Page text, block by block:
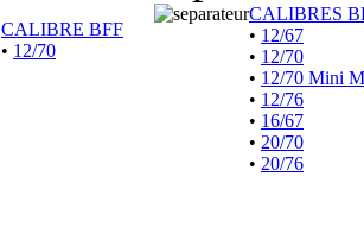
CALIBRE BFF
• 12/70
CALIBRES
• 12/67
• 12/70
• 12/70 Mini
• 12/76
• 16/67
• 20/70
• 20/76